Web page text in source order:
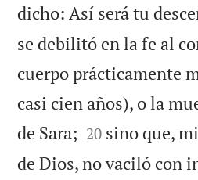
dicho: Así será tu
se debilitó en la fe al
cuerpo prácticamente
casi cien años), o la
de Sara; 

20 sino que,
de Dios, no vaciló con